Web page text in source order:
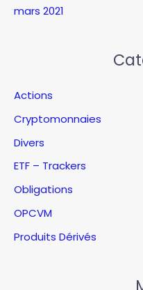
mars 2021
Actions
Cryptomonnaies
Divers
ETF – Trackers
Obligations
OPCVM
Produits Dérivés